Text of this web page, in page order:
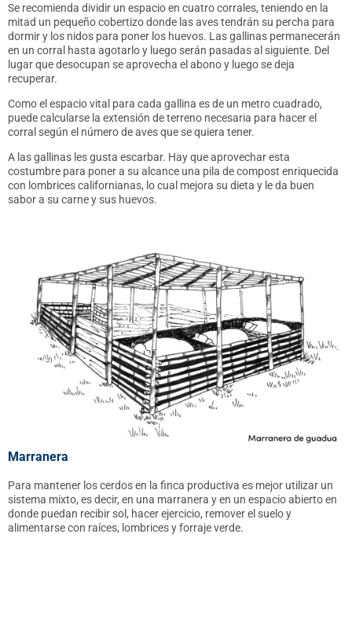
Se recomienda dividir un espacio en cuatro corrales, teniendo en la
mitad un pequeño cobertizo donde las aves tendrán su percha para
dormir y los nidos para poner los huevos. Las gallinas permanecerán
en un corral hasta agotarlo y luego serán pasadas al siguiente. Del
lugar que desocupan se aprovecha el abono y luego se deja
recuperar.
Como el espacio vital para cada gallina es de un metro cuadrado,
puede calcularse la extensión de terreno necesaria para hacer el
corral según el número de aves que se quiera tener.
A las gallinas les gusta escarbar. Hay que aprovechar esta
costumbre para poner a su alcance una pila de compost enriquecida
con lombrices californianas, lo cual mejora su dieta y le da buen
sabor a su carne y sus huevos.
Marranera
Para mantener los cerdos en la finca productiva es mejor utilizar un
sistema mixto, es decir, en una marranera y en un espacio abierto en
donde puedan recibir sol, hacer ejercicio, remover el suelo y
alimentarse con raíces, lombrices y forraje verde.